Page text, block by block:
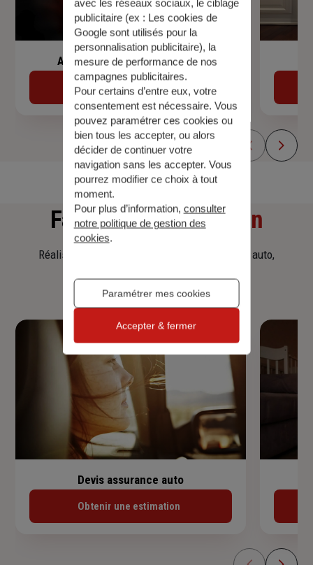
Assurance de prêt immobilier
Découvrir
Faitesune simulation
Réalisez une simulation tarifaire d'assurance, auto,
Devis assurance auto
Obtenir une estimation
avec les réseaux sociaux, le ciblage
publicitaire (ex : Les cookies de
Google sont utilisés pour la
personnalisation publicitaire), la
mesure de performance de nos
campagnes publicitaires.
Pour certains d’entre eux, votre
consentement est nécessaire. Vous
pouvez paramétrer ces cookies ou
bien tous les accepter, ou alors
décider de continuer votre
navigation sans les accepter. Vous
pourrez modifier ce choix à tout
moment.
Pour plus d’information, consulter
notre politique de gestion des
cookies.
Paramétrer mes cookies
Accepter & fermer